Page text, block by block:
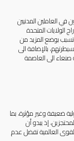
في العاملين المدنيين
الولايات المتحدة
تسبب بوضع المزيد من
بالإضافة الى
الى العاصمة
ضعيفة وغير مؤثرة، بما
إذ يبدو أن
العالمية تفضل عدم